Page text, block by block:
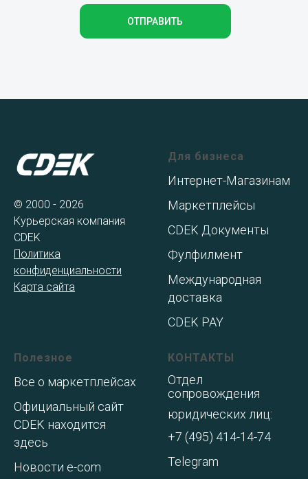
ОТПРАВИТЬ
© 2000 - 2026
Курьерская компания
CDEK
Политика
конфиденциальности
Карта сайта
Для бизнеса
Интернет-Магазинам
Маркетплейсы
CDEK Документы
Фулфилмент
Международная
доставка
CDEK PAY
Полезное
Все о маркетплейсах
Официальный сайт
CDEK находится
здесь
Новости e-com
КОНТАКТЫ
Отдел
сопровождения
юридических лиц:
+7 (495) 414-14-74
Telegram